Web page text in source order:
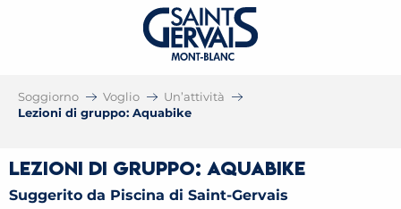
Soggiorno Voglio
Un’attività
Lezioni di gruppo: Aquabike
Lezioni di gruppo: Aquabike
Suggerito da Piscina di Saint-Gervais